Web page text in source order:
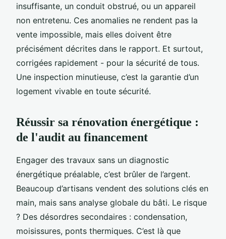
insuffisante, un conduit obstrué, ou un appareil
non entretenu. Ces anomalies ne rendent pas la
vente impossible, mais elles doivent être
précisément décrites dans le rapport. Et surtout,
corrigées rapidement - pour la sécurité de tous.
Une inspection minutieuse, c’est la garantie d’un
logement vivable en toute sécurité.
Réussir sa rénovation énergétique :
de l'audit au financement
Engager des travaux sans un diagnostic
énergétique préalable, c’est brûler de l’argent.
Beaucoup d’artisans vendent des solutions clés en
main, mais sans analyse globale du bâti. Le risque
? Des désordres secondaires : condensation,
moisissures, ponts thermiques. C’est là que